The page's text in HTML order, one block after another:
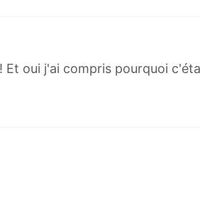
Et oui j'ai compris pourquoi